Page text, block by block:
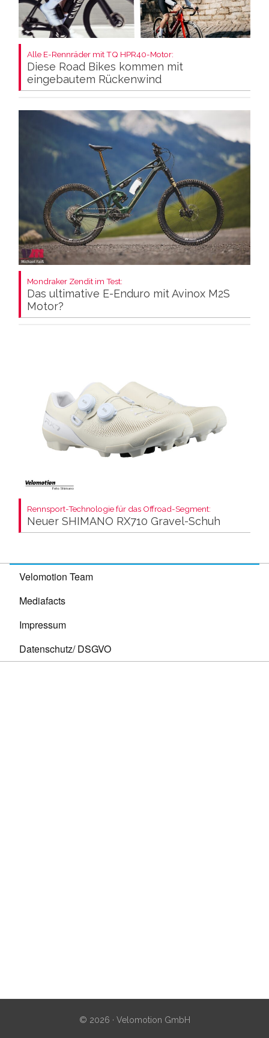
Alle E-Rennräder mit TQ HPR40-Motor:
Diese Road Bikes kommen mit
eingebautem Rückenwind
Mondraker Zendit im Test:
Das ultimative E-Enduro mit Avinox M2S
Motor?
Rennsport-Technologie für das Offroad-Segment:
Neuer SHIMANO RX710 Gravel-Schuh
Velomotion Team
Mediafacts
Impressum
Datenschutz/ DSGVO
© 2026 · Velomotion GmbH